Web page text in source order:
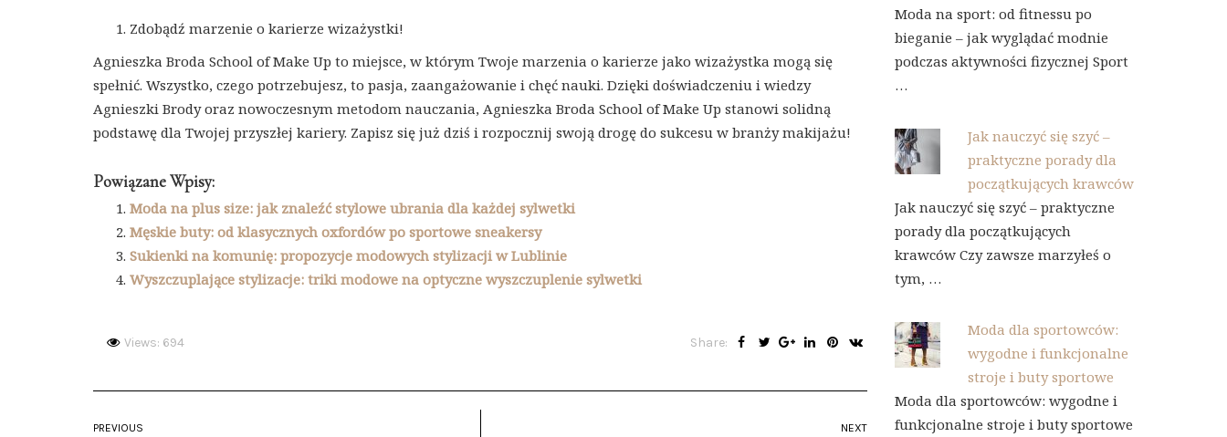
Zdobądź marzenie o karierze wizażystki!
Agnieszka Broda School of Make Up to miejsce, w którym Twoje marzenia o karierze jako wizażystka mogą się
spełnić. Wszystko, czego potrzebujesz, to pasja, zaangażowanie i chęć nauki. Dzięki doświadczeniu i wiedzy
Agnieszki Brody oraz nowoczesnym metodom nauczania, Agnieszka Broda School of Make Up stanowi solidną
podstawę dla Twojej przyszłej kariery. Zapisz się już dziś i rozpocznij swoją drogę do sukcesu w branży makijażu!
Powiązane Wpisy:
Moda na plus size: jak znaleźć stylowe ubrania dla każdej sylwetki
Męskie buty: od klasycznych oxfordów po sportowe sneakersy
Sukienki na komunię: propozycje modowych stylizacji w Lublinie
Wyszczuplające stylizacje: triki modowe na optyczne wyszczuplenie sylwetki
Views: 694 Share:
PREVIOUS NEXT
Moda na sport: od fitnessu po
bieganie – jak wyglądać modnie
podczas aktywności fizycznej Sport
…
Jak nauczyć się szyć –
praktyczne porady dla
początkujących krawców
Jak nauczyć się szyć – praktyczne
porady dla początkujących
krawców Czy zawsze marzyłeś o
tym, …
Moda dla sportowców:
wygodne i funkcjonalne
stroje i buty sportowe
Moda dla sportowców: wygodne i
funkcjonalne stroje i buty sportowe